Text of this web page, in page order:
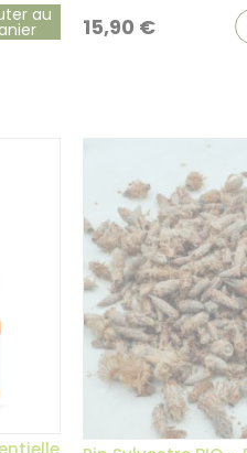
au 15,90 €